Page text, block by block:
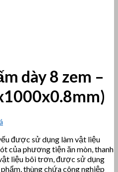
dày 8 zem –
được sử dụng làm vật liệu
của phương tiện ăn mòn, thanh
liệu bôi trơn, được sử dụng
thùng chứa công nghiệp